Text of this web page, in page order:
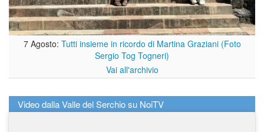
7 Agosto: Tutti insieme in ricordo di Martina Graziani (Foto
Sergio Tog Togneri)
Vai all'archivio
Video dalla Valle del Serchio su NoiTV